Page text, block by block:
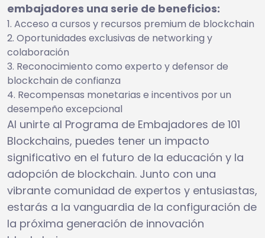
embajadores una serie de beneficios:
Acceso a cursos y recursos premium de blockchain
Oportunidades exclusivas de networking y
colaboración
Reconocimiento como experto y defensor de
blockchain de confianza
Recompensas monetarias e incentivos por un
desempeño excepcional
Al unirte al Programa de Embajadores de 101
Blockchains, puedes tener un impacto
significativo en el futuro de la educación y la
adopción de blockchain. Junto con una
vibrante comunidad de expertos y entusiastas,
estarás a la vanguardia de la configuración de
la próxima generación de innovación